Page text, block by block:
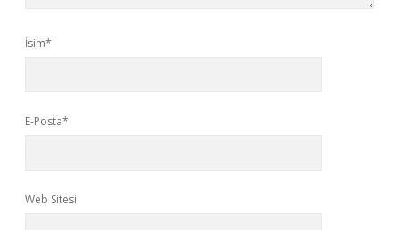
İsim*
E-Posta*
Web Sitesi